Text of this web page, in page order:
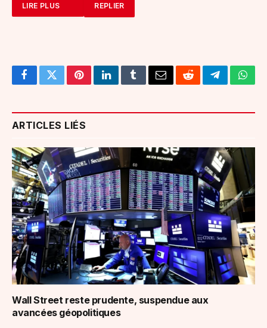
LIRE PLUS REPLIER
FacebookTwitterPinterestLinkedInTumblrEmailRedditTelegram
ARTICLES LIÉS
Wall Street reste prudente, suspendue aux
avancées géopolitiques